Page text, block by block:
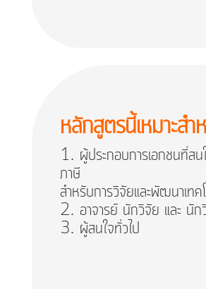
หลักสูตรนี้เหมาะสำ
ผู้ประกอบการเอกชนที่สน
ภาษี
สำหรับการวิจัยและพัฒนาเทค
อาจารย์ นักวิจัย และ นัก
ผู้สนใจทั่วไป